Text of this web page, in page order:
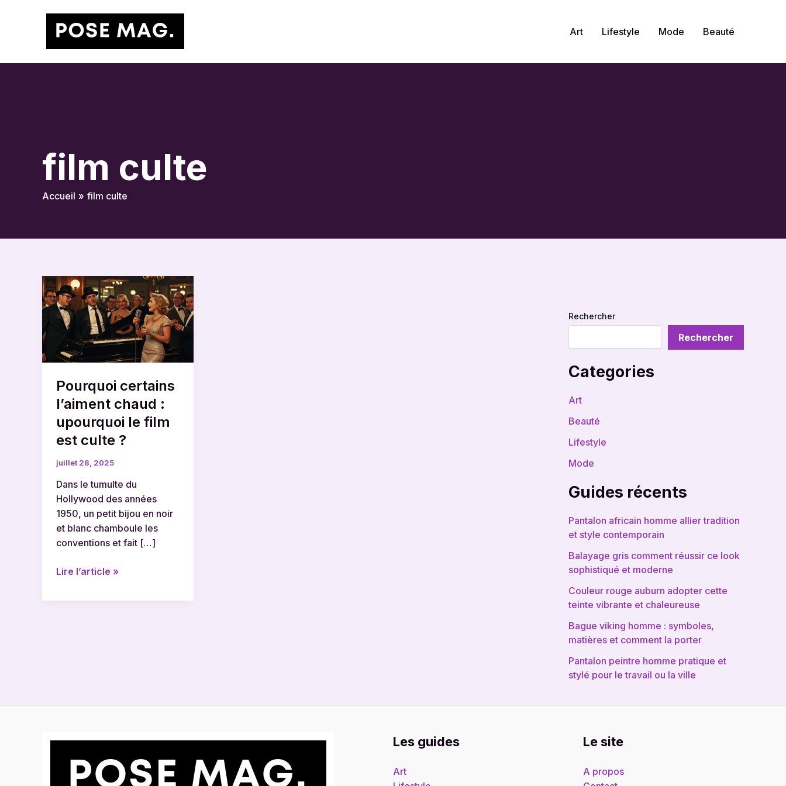
Art Lifestyle Mode Beauté
film culte
Accueil film culte
Pourquoi certains
l’aiment chaud :
upourquoi le film
est culte ?
juillet 28, 2025
Dans le tumulte du
Hollywood des années
1950, un petit bijou en noir
et blanc chamboule les
conventions et fait […]
Pourquoi
certains
l’aiment
chaud
upourquoi
film
est
?
Lire l’article »
Rechercher
Rechercher
Categories
Art
Beauté
Lifestyle
Mode
Guides récents
Pantalon africain homme allier tradition
et style contemporain
Balayage gris comment réussir ce look
sophistiqué et moderne
Couleur rouge auburn adopter cette
teinte vibrante et chaleureuse
Bague viking homme : symboles,
matières et comment la porter
Pantalon peintre homme pratique et
stylé pour le travail ou la ville
Les guides
Art
Le site
A propos